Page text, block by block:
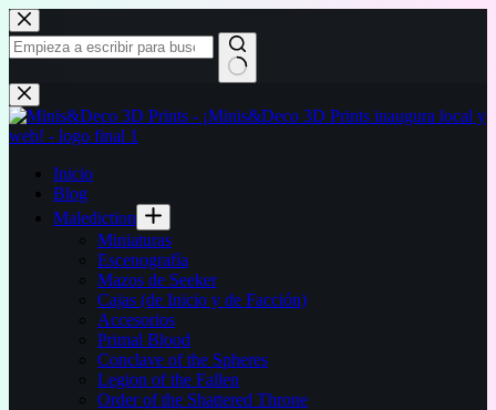
Saltar
al
contenido
Sin
resultados
Inicio
Blog
Malediction
Miniaturas
Escenografía
Mazos de Seeker
Cajas (de Inicio y de Facción)
Accesorios
Primal Blood
Conclave of the Spheres
Legion of the Fallen
Order of the Shattered Throne